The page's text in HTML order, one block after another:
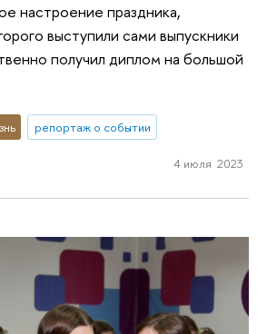
настроение праздника,
выступили сами выпускники
получил диплом на большой
репортаж о событии
4 июля 2023